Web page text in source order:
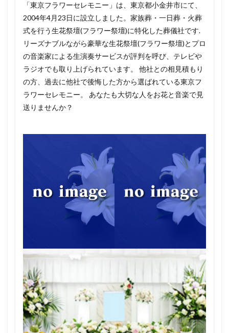
「東京フラワーセレモニー」は、東京都小金井市にて、
2004年4月23日に設立しました。家族葬・一日葬・火葬
式を行う生花祭壇(フラワー祭壇)に特化した葬儀社です.
リーズナブルながら豪華な生花祭壇(フラワー祭壇)とプロ
の音楽家による生演奏サービスが評判を呼び、テレビや
ラジオでも取り上げられています。 他社との相見積もり
の方、過去に他社で後悔した方から選ばれている東京フ
ラワーセレモニー。 あなたも大切な人をお花と音楽で見
送りませんか？